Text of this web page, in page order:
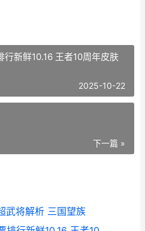
新鲜10.16 王者10周年皮肤
2025-10-22
下一篇 »
武将解析 三国望族